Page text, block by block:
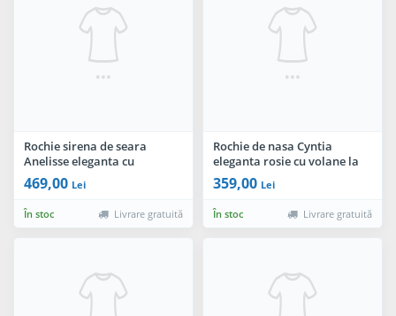
Rochie sirena de seara
Anelisse eleganta cu
trandafiri brodati
469,00 Lei
În stoc Livrare gratuită
Rochie de nasa Cyntia
eleganta rosie cu volane la
umeri si colier pretios
359,00 Lei
În stoc Livrare gratuită